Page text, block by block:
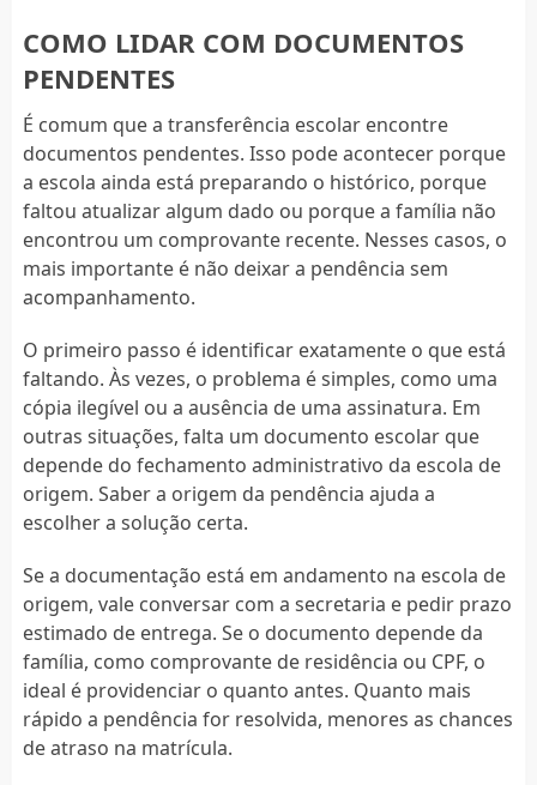
COMO LIDAR COM DOCUMENTOS
PENDENTES
É comum que a transferência escolar encontre
documentos pendentes. Isso pode acontecer porque
a escola ainda está preparando o histórico, porque
faltou atualizar algum dado ou porque a família não
encontrou um comprovante recente. Nesses casos, o
mais importante é não deixar a pendência sem
acompanhamento.
O primeiro passo é identificar exatamente o que está
faltando. Às vezes, o problema é simples, como uma
cópia ilegível ou a ausência de uma assinatura. Em
outras situações, falta um documento escolar que
depende do fechamento administrativo da escola de
origem. Saber a origem da pendência ajuda a
escolher a solução certa.
Se a documentação está em andamento na escola de
origem, vale conversar com a secretaria e pedir prazo
estimado de entrega. Se o documento depende da
família, como comprovante de residência ou CPF, o
ideal é providenciar o quanto antes. Quanto mais
rápido a pendência for resolvida, menores as chances
de atraso na matrícula.